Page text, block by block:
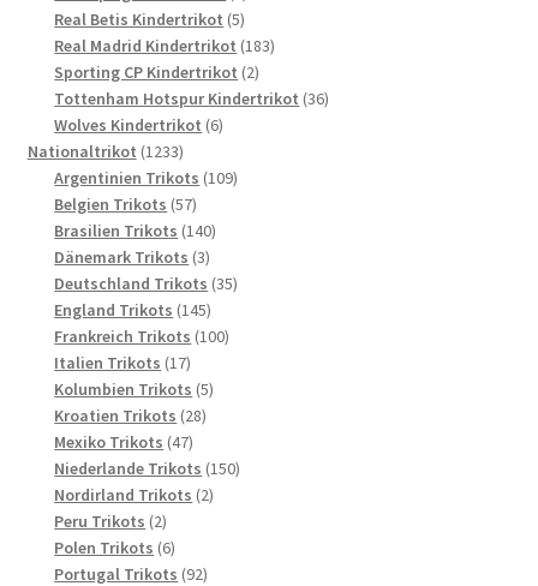
Produkt
Real Betis Kindertrikot 55
Produkte
Real Madrid Kindertrikot 183183
Sporting CP Kindertrikot 22
Produkte
Tottenham Hotspur Kindertrikot 3636
Wolves Kindertrikot 66
Nationaltrikot 12331233
Produkte
Argentinien Trikots 109109
Belgien Trikots 5757
Produkte
Brasilien Trikots 140140
Dänemark Trikots 33
Produkte
Deutschland Trikots 3535
England Trikots 145145
Produkte
Frankreich Trikots 100100
Italien Trikots 1717
Produkte
Kolumbien Trikots 55
Kroatien Trikots 2828
Mexiko Trikots 4747
Produkte
Niederlande Trikots 150150
Nordirland Trikots 22
Peru Trikots 22
Produkte
Polen Trikots 66
Produkte
Portugal Trikots 9292